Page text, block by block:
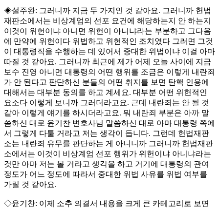
◈설주완: 그러니까 지금 두 가지인 것 같아요. 그러니까 헌법
재판소에서는 비상계엄의 선포 요건에 해당하는지 안 하는지
이것이 위헌이냐 아니면 위헌이 아니냐라는 부분하고 그다음
에 만약에 위헌이다 위법하고 위헌적인 조치였다 그러면 그것
이 대통령직을 수행하는 데 있어서 중대한 위법이냐 이걸 아마
따질 것 같아요. 그러니까 최근에 제가 어제 오늘 사이에 지금
보수 진영 아니면 대통령의 어떤 행위를 조금은 이렇게 내란죄
가 안 된다고 판단하신 분들의 어떤 취지를 보면 탄핵 인용에
대해서는 대부분 동의를 하고 계세요. 대부분 어떤 위헌적인
요소다 이렇게 보니까 그러더라고요. 근데 내란죄는 안 될 것
같아 이렇게 얘기를 하시더라고요. 뭐 내란죄 부분은 아까 말
씀하신 대로 윤기찬 변호사님 말씀하신 대로 아마 대통령 쪽에
서 그렇게 다툴 거라고 저는 생각이 듭니다. 그런데 헌법재판
소는 내란죄 유무를 판단하는 게 아니니까 그러니까 헌법재판
소에서는 이것이 비상계엄 선포 행위가 위헌이냐 아니냐라는
것만 아마 저는 볼 거라고 생각을 하고 거기에 대통령의 관여
정도가 어느 정도에 따라서 중대한 위법 사유를 위법 여부를
가릴 것 같아요.
◇윤기찬: 이제 소추 의결서 내용을 크게 큰 카테고리로 보면